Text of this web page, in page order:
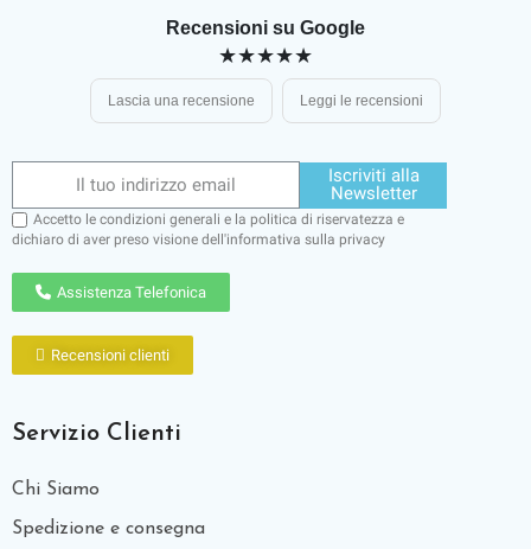
Recensioni su Google
★★★★★
Lascia una recensione Leggi le recensioni
Iscriviti alla
Newsletter
Accetto le condizioni generali e la politica di riservatezza e
dichiaro di aver preso visione dell'informativa sulla privacy
Assistenza Telefonica
Recensioni clienti
Servizio Clienti
Chi Siamo
Spedizione e consegna